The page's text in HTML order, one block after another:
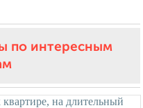
по интересным